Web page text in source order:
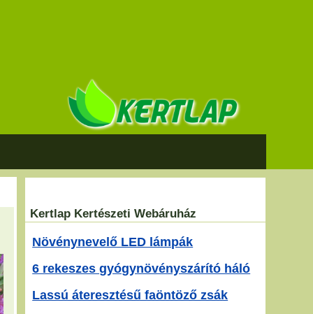
Kertlap Kertészeti Webáruház
Növénynevelő LED lámpák
6 rekeszes gyógynövényszárító háló
Lassú áteresztésű faöntöző zsák